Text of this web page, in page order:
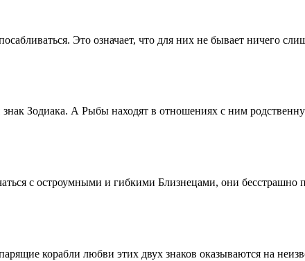
Это означает, что для них не бывает ничего
Зодиака. А Рыбы находят в отношениях с ним
с остроумными и гибкими Близнецами, они бесстрашно
корабли любви этих двух знаков оказываются на